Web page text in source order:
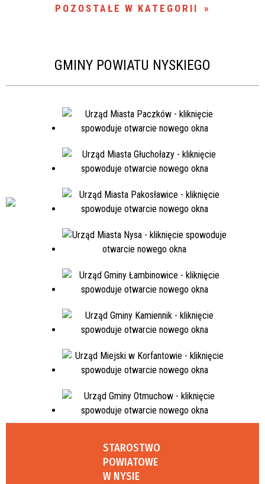
POZOSTAŁE W KATEGORII
GMINY POWIATU NYSKIEGO
STAROSTWO
POWIATOWE
W NYSIE